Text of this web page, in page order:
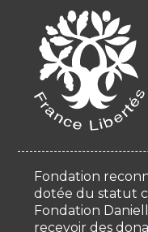
Fondation
dotée du statut
Fondation
recevoir des